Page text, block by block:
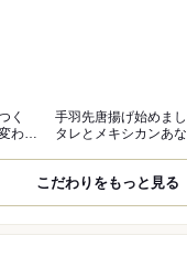
く
わり
手羽先唐揚げ始めまし
タレとメキシカンあ
こだわりをもっと見る